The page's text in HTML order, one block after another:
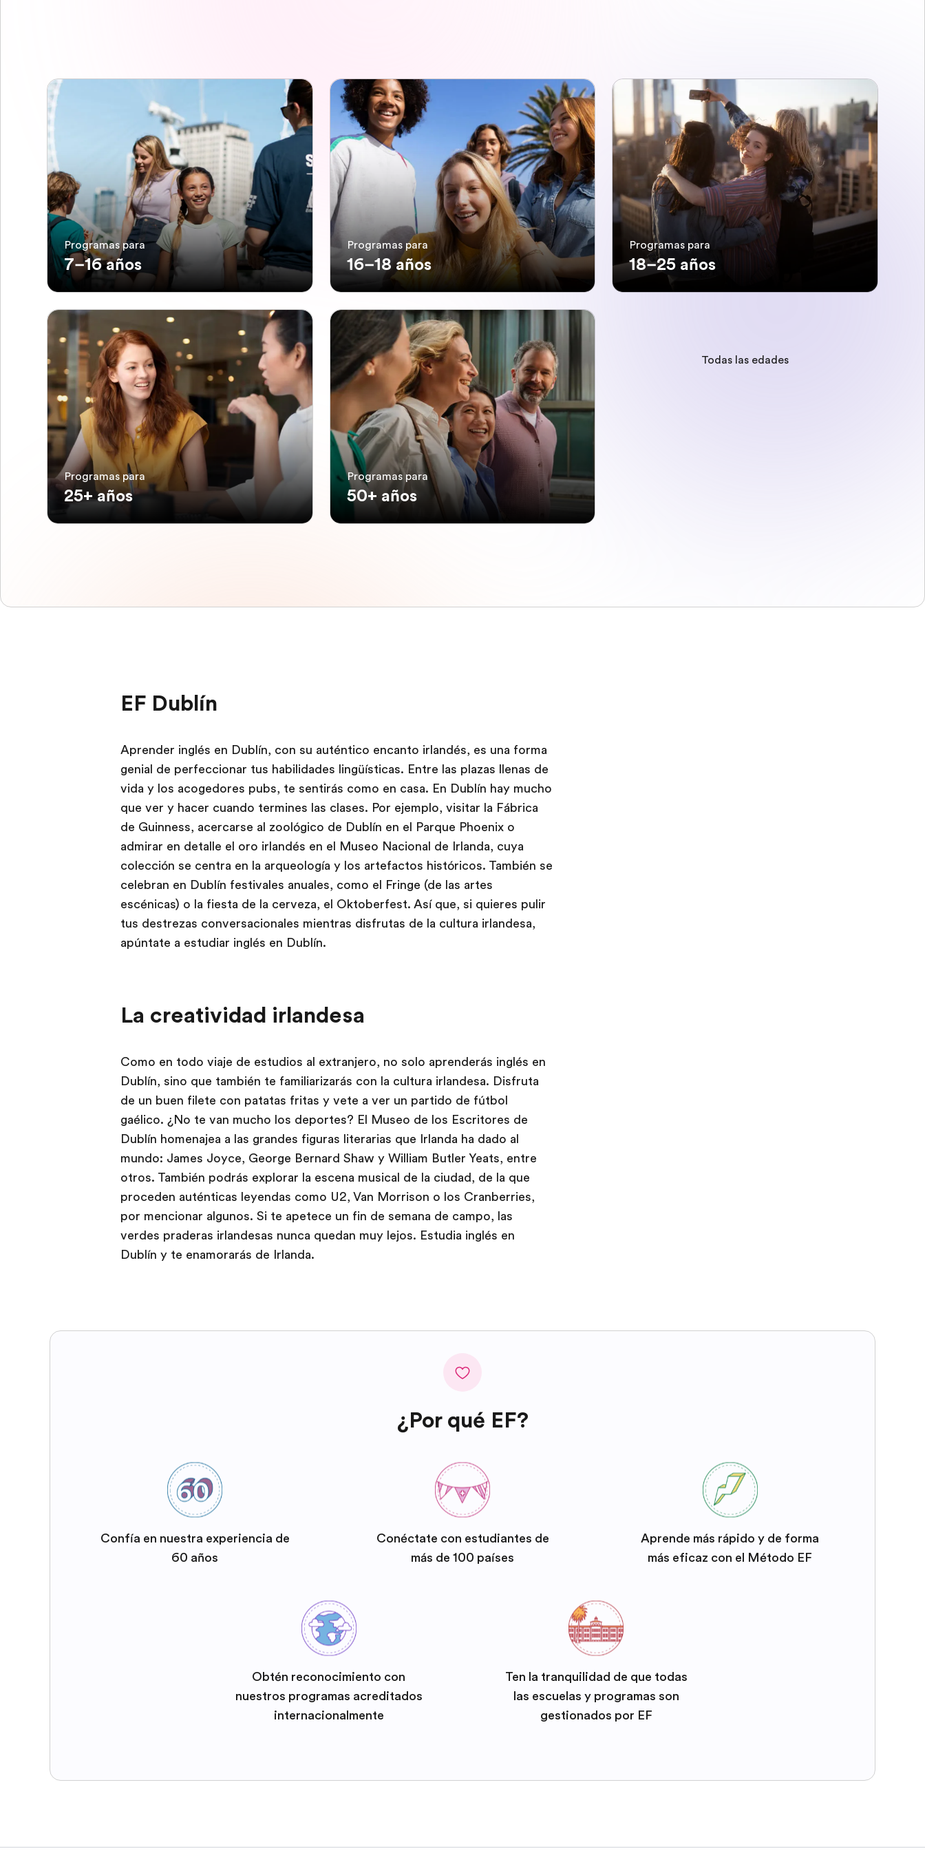
Programas para
7–16 años
Programas para
16–18 años
Programas para
18–25 años
Programas para
25+ años
Programas para
50+ años
Todas las edades
EF Dublín
Aprender inglés en Dublín, con su auténtico encanto irlandés, es una forma
genial de perfeccionar tus habilidades lingüísticas. Entre las plazas llenas de
vida y los acogedores pubs, te sentirás como en casa. En Dublín hay mucho
que ver y hacer cuando termines las clases. Por ejemplo, visitar la Fábrica
de Guinness, acercarse al zoológico de Dublín en el Parque Phoenix o
admirar en detalle el oro irlandés en el Museo Nacional de Irlanda, cuya
colección se centra en la arqueología y los artefactos históricos. También se
celebran en Dublín festivales anuales, como el Fringe (de las artes
escénicas) o la fiesta de la cerveza, el Oktoberfest. Así que, si quieres pulir
tus destrezas conversacionales mientras disfrutas de la cultura irlandesa,
apúntate a estudiar inglés en Dublín.
La creatividad irlandesa
Como en todo viaje de estudios al extranjero, no solo aprenderás inglés en
Dublín, sino que también te familiarizarás con la cultura irlandesa. Disfruta
de un buen filete con patatas fritas y vete a ver un partido de fútbol
gaélico. ¿No te van mucho los deportes? El Museo de los Escritores de
Dublín homenajea a las grandes figuras literarias que Irlanda ha dado al
mundo: James Joyce, George Bernard Shaw y William Butler Yeats, entre
otros. También podrás explorar la escena musical de la ciudad, de la que
proceden auténticas leyendas como U2, Van Morrison o los Cranberries,
por mencionar algunos. Si te apetece un fin de semana de campo, las
verdes praderas irlandesas nunca quedan muy lejos. Estudia inglés en
Dublín y te enamorarás de Irlanda.
¿Por qué EF?
Confía en nuestra experiencia de
60 años
Conéctate con estudiantes de
más de 100 países
Aprende más rápido y de forma
más eficaz con el Método EF
Obtén reconocimiento con
nuestros programas acreditados
internacionalmente
Ten la tranquilidad de que todas
las escuelas y programas son
gestionados por EF